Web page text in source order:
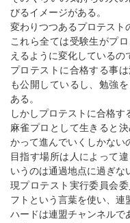
びるイメージがある。
変わりつつあるプロテスト
これら全ては受験生がプ
えるように変化しているの
プロテストに合格する事
も公開しているし、勉強
ある。
しかしプロテストに合格す
麻雀プロとして生きると
かって進んでいくしかない
目指す場所は人によって
いうのは通過地点に過ぎな
現プロテスト実行委員会
フトという言葉を使い、連
ハードは連盟チャンネルで